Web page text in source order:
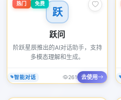
跃
热门 免费
跃问
阶跃星辰推出的AI对话助手，支持
多模态理解和生成。
智能对话 261 去使用